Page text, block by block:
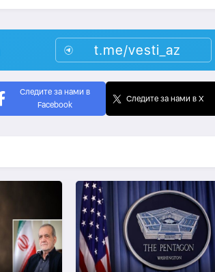
t.me/vesti_az
Следите за нами в
Facebook
Следите за нами в X